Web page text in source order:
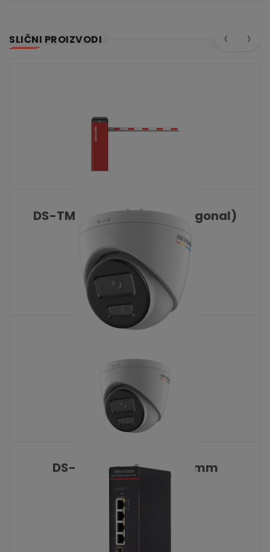
SLIČNI PROIZVODI
DS-TMG520-H/B(3m octagonal)
KATALOŠKI BROJ: 10517
DS-2CD1327G3-LIU 2.8 mm
KATALOŠKI BROJ: 10478
‹ ›